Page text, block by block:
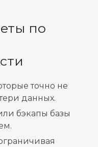
по
точно не
данных.
бэкапы базы